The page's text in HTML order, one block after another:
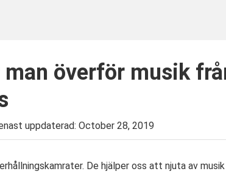
överför musik
uppdaterad: October 28, 2019
De hjälper oss att njuta av musik